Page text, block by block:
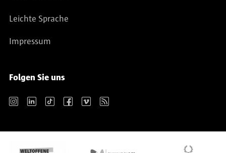
Leichte Sprache
Impressum
Folgen Sie uns
Instagram LinkedIn TikTok Facebook Vimeo RSS